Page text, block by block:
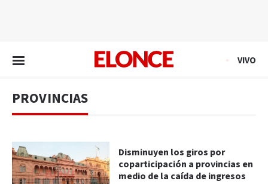
VIVO
PROVINCIAS
Disminuyen los giros por
coparticipación a provincias en
medio de la caída de ingresos